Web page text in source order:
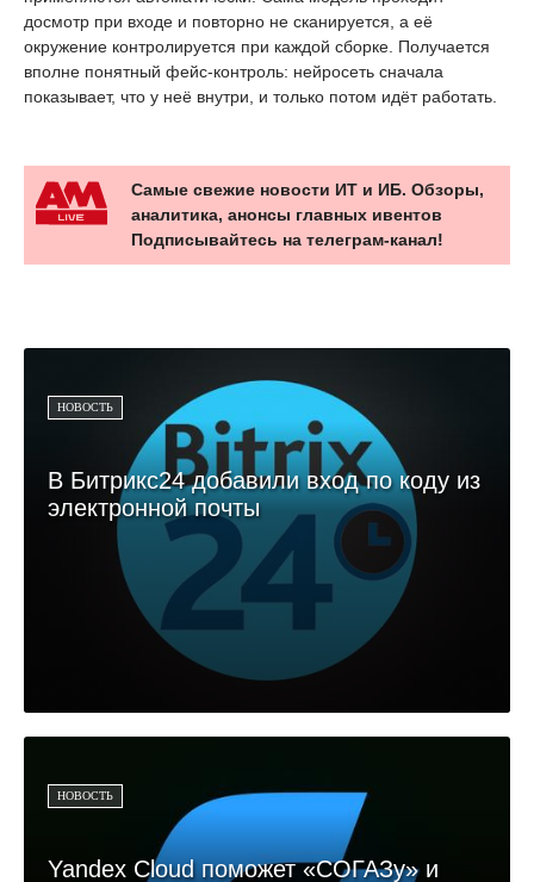
досмотр при входе и повторно не сканируется, а её
окружение контролируется при каждой сборке. Получается
вполне понятный фейс-контроль: нейросеть сначала
показывает, что у неё внутри, и только потом идёт работать.
Самые свежие новости ИТ и ИБ. Обзоры,
аналитика, анонсы главных ивентов
Подписывайтесь на телеграм-канал!
НОВОСТЬ
В Битрикс24 добавили вход по коду из
электронной почты
НОВОСТЬ
Yandex Cloud поможет «СОГАЗу» и